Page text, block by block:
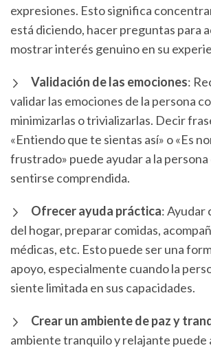
expresiones. Esto significa
está diciendo, hacer preguntas para
mostrar interés genuino en su
Validación de las emociones:
validar las emociones de la persona
minimizarlas o trivializarlas. Decir
«Entiendo que te sientas así» o «Es
frustrado» puede ayudar a la persona
sentirse comprendida.
Ofrecer ayuda práctica: Ayudar
del hogar, preparar comidas,
médicas, etc. Esto puede ser una
apoyo, especialmente cuando la
siente limitada en sus capacidades.
Crear un ambiente de paz y
ambiente tranquilo y relajante puede